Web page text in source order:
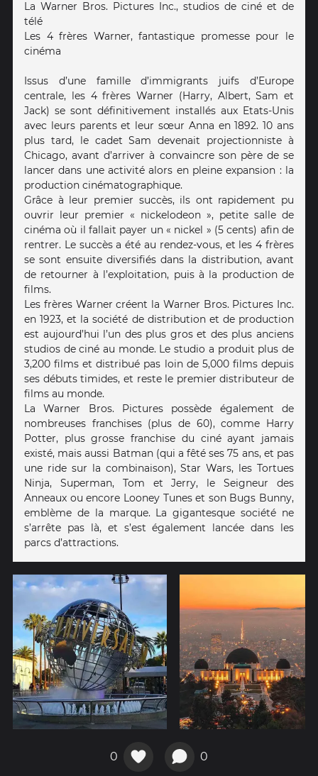
La Warner Bros. Pictures Inc., studios de ciné et de
télé
Les 4 frères Warner, fantastique promesse pour le
cinéma
Issus d’une famille d’immigrants juifs d’Europe
centrale, les 4 frères Warner (Harry, Albert, Sam et
Jack) se sont définitivement installés aux Etats-Unis
avec leurs parents et leur sœur Anna en 1892. 10 ans
plus tard, le cadet Sam devenait projectionniste à
Chicago, avant d’arriver à convaincre son père de se
lancer dans une activité alors en pleine expansion : la
production cinématographique.
Grâce à leur premier succès, ils ont rapidement pu
ouvrir leur premier « nickelodeon », petite salle de
cinéma où il fallait payer un « nickel » (5 cents) afin de
rentrer. Le succès a été au rendez-vous, et les 4 frères
se sont ensuite diversifiés dans la distribution, avant
de retourner à l’exploitation, puis à la production de
films.
Les frères Warner créent la Warner Bros. Pictures Inc.
en 1923, et la société de distribution et de production
est aujourd’hui l’un des plus gros et des plus anciens
studios de ciné au monde. Le studio a produit plus de
3,200 films et distribué pas loin de 5,000 films depuis
ses débuts timides, et reste le premier distributeur de
films au monde.
La Warner Bros. Pictures possède également de
nombreuses franchises (plus de 60), comme Harry
Potter, plus grosse franchise du ciné ayant jamais
existé, mais aussi Batman (qui a fêté ses 75 ans, et pas
une ride sur la combinaison), Star Wars, les Tortues
Ninja, Superman, Tom et Jerry, le Seigneur des
Anneaux ou encore Looney Tunes et son Bugs Bunny,
emblème de la marque. La gigantesque société ne
s’arrête pas là, et s’est également lancée dans les
parcs d’attractions.
0 0